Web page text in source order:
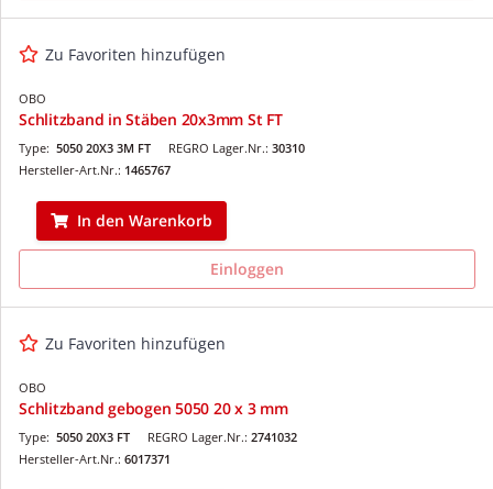
Zu Favoriten hinzufügen
OBO
Schlitzband in Stäben 20x3mm St FT
REGRO Lager.Nr.: 30310
Type: 5050 20X3 3M FT
Hersteller-Art.Nr.: 1465767
In den Warenkorb
Einloggen
Zu Favoriten hinzufügen
OBO
Schlitzband gebogen 5050 20 x 3 mm
REGRO Lager.Nr.: 2741032
Type: 5050 20X3 FT
Hersteller-Art.Nr.: 6017371